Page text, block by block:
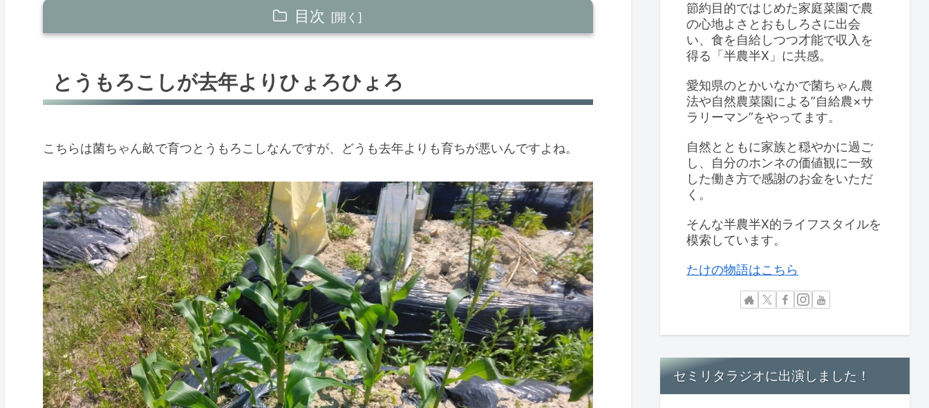
目次
ズッキーニも実が小さい
まくわうりの定植
とうもろこしが去年よりひょろひょろ
こちらは菌ちゃん畝で育つとうもろこしなんですが、どうも去年よりも育ちが悪いんですよね。
節約目的ではじめた家庭菜園で農
の心地よさとおもしろさに出会
い、食を自給しつつ才能で収入を
得る「半農半X」に共感。
愛知県のとかいなかで菌ちゃん農
法や自然農菜園による”自給農×サ
ラリーマン”をやってます。
自然とともに家族と穏やかに過ご
し、自分のホンネの価値観に一致
した働き方で感謝のお金をいただ
く。
そんな半農半X的ライフスタイルを
模索しています。
たけの物語はこちら
セミリタラジオに出演しました！